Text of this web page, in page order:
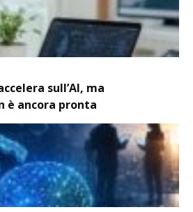
sull’AI, ma
è ancora pronta